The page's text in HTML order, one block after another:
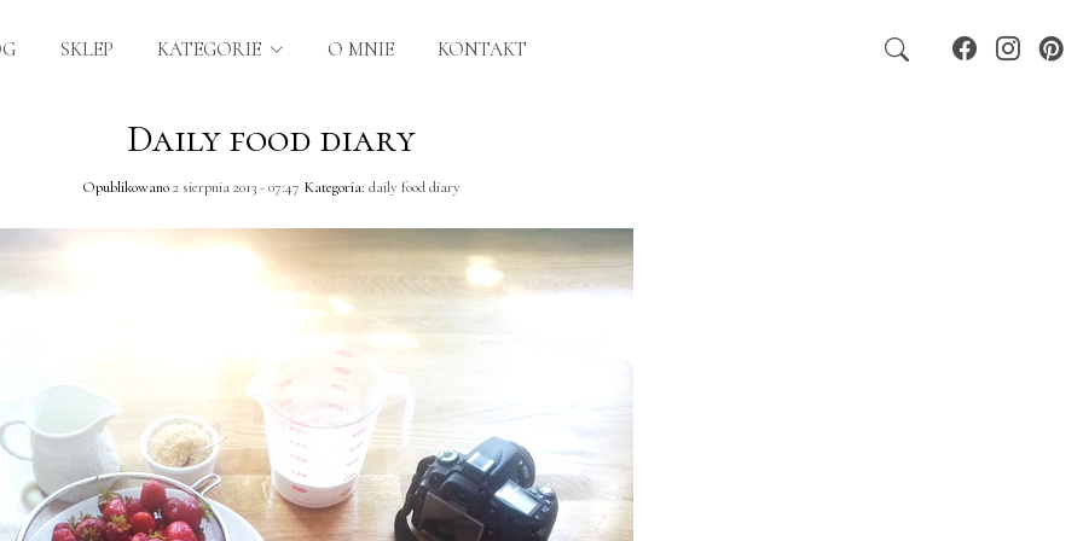
SKLEP KATEGORIE O MNIE KONTAKT
Daily food diary
Opublikowano2 sierpnia 2013 - 07:47 Kategoria: daily food diary